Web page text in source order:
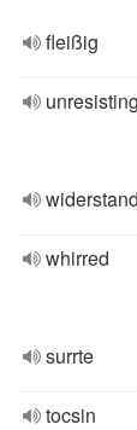
fleißig
unresisting
whirred
surrte
tocsin